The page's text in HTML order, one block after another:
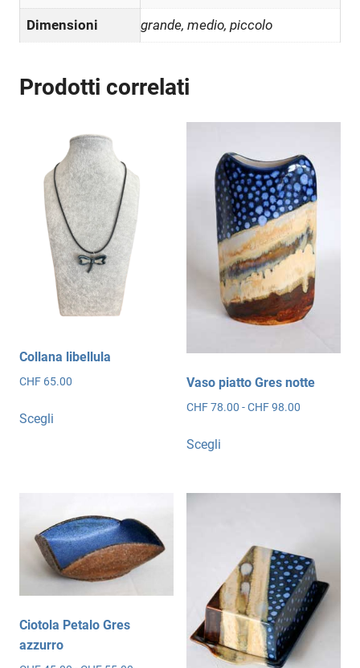
Dimensioni grande, medio, piccolo
Prodotti correlati
Collana libellula
CHF 65.00
Scegli
opzioni
possono
essere
scelte
pagina
del
Vaso piatto Gres notte
CHF78.00 -CHF98.00
a
Scegli
più
opzioni
possono
essere
scelte
nella
pagina
Ciotola Petalo Gres
azzurro